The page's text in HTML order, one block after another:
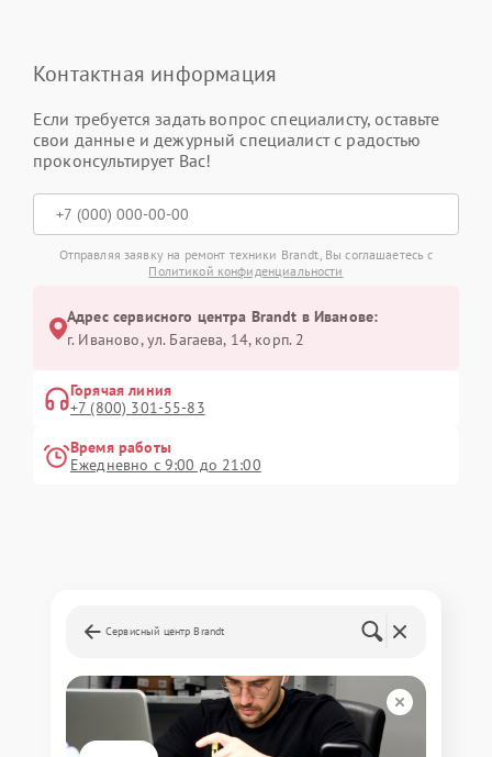
Контактная информация
Если требуется задать вопрос специалисту, оставьте
свои данные и дежурный специалист с радостью
проконсультирует Вас!
Отправляя заявку на ремонт техники Brandt, Вы соглашаетесь с
Политикой конфиденциальности
Адрес сервисного центра Brandt в Иванове:
г. Иваново, ул. Багаева, 14, корп. 2
Горячая линия
+7 (800) 301-55-83
Время работы
Ежедневно с 9:00 до 21:00
Сервисный центр Brandt